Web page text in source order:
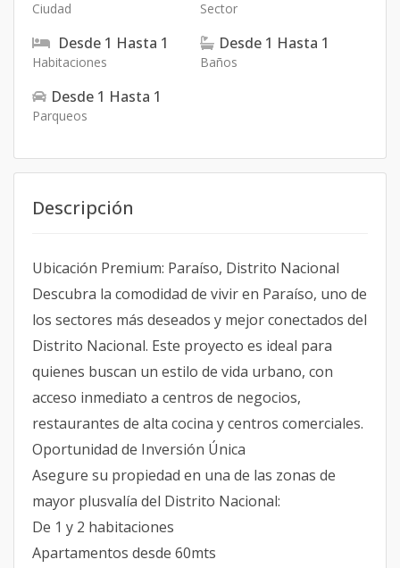
Ciudad Sector
Desde 1 Hasta 1
Habitaciones
Desde 1 Hasta 1
Baños
Desde 1 Hasta 1
Parqueos
Descripción
Ubicación Premium: Paraíso, Distrito Nacional
Descubra la comodidad de vivir en Paraíso, uno de
los sectores más deseados y mejor conectados del
Distrito Nacional. Este proyecto es ideal para
quienes buscan un estilo de vida urbano, con
acceso inmediato a centros de negocios,
restaurantes de alta cocina y centros comerciales.
Oportunidad de Inversión Única
Asegure su propiedad en una de las zonas de
mayor plusvalía del Distrito Nacional:
De 1 y 2 habitaciones
Apartamentos desde 60mts